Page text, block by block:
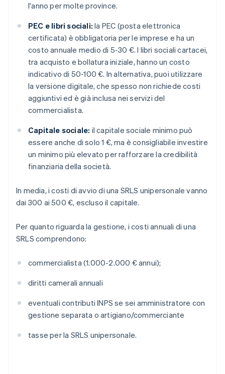
l'anno per molte province.
PEC e libri sociali: la PEC (posta elettronica
certificata) è obbligatoria per le imprese e ha un
costo annuale medio di 5-30 €. I libri sociali cartacei,
tra acquisto e bollatura iniziale, hanno un costo
indicativo di 50-100 €. In alternativa, puoi utilizzare
la versione digitale, che spesso non richiede costi
aggiuntivi ed è già inclusa nei servizi del
commercialista.
Capitale sociale: il capitale sociale minimo può
essere anche di solo 1 €, ma è consigliabile investire
un minimo più elevato per rafforzare la credibilità
finanziaria della società.
In media, i costi di avvio di una SRLS unipersonale vanno
dai 300 ai 500 €, escluso il capitale.
Per quanto riguarda la gestione, i costi annuali di una
SRLS comprendono:
commercialista (1.000-2.000 € annui);
diritti camerali annuali
eventuali contributi INPS se sei amministratore con
gestione separata o artigiano/commerciante
tasse per la SRLS unipersonale.